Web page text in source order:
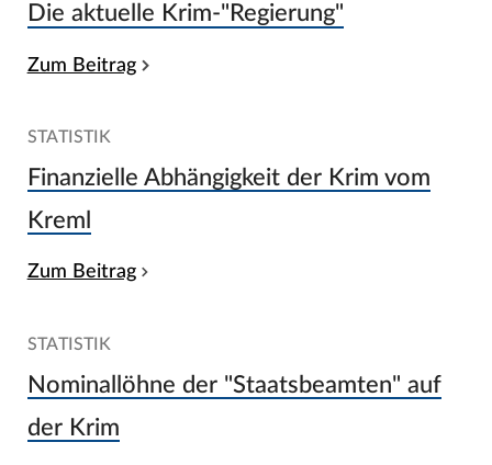
Die aktuelle Krim-"Regierung"
Zum Beitrag
STATISTIK
Finanzielle Abhängigkeit der Krim vom
Kreml
Zum Beitrag
STATISTIK
Nominallöhne der "Staatsbeamten" auf
der Krim